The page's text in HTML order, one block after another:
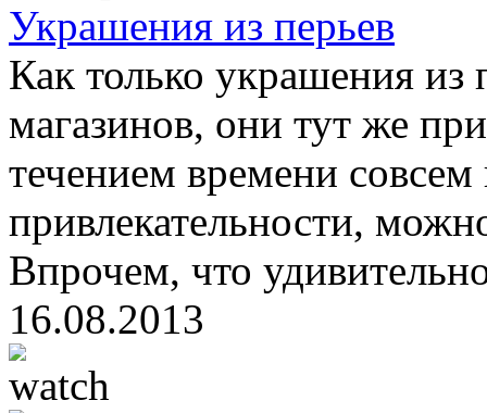
Украшения из перьев
Как только украшения из
магазинов, они тут же
течением времени совсем
привлекательности,
Впрочем, что
16.08.2013